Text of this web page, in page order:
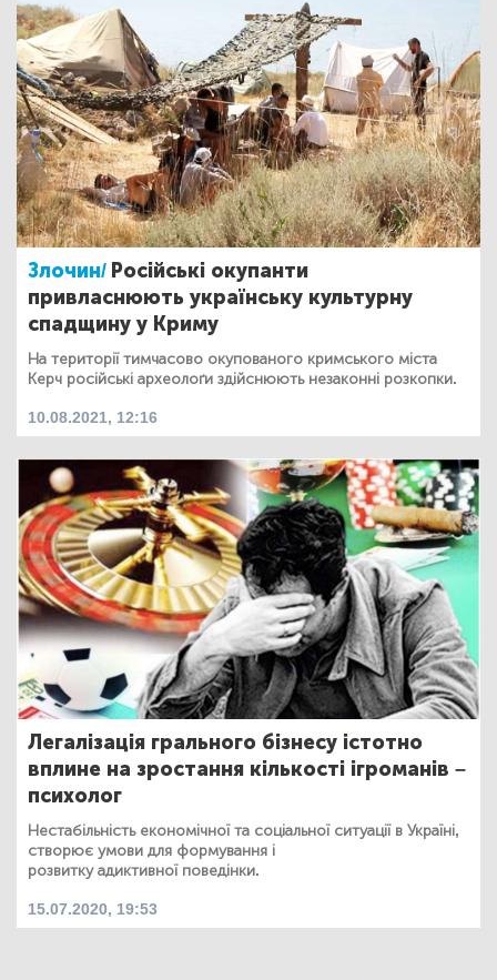
Злочин/ Російські окупанти
привласнюють українську культурну
спадщину у Криму
На території тимчасово окупованого кримського міста
Керч російські археолоґи здійснюють незаконні розкопки.
10.08.2021, 12:16
Легалізація грального бізнесу істотно
вплине на зростання кількості ігроманів –
психолог
Нестабільність економічної та соціальної ситуації в Україні,
створює умови для формування і
розвитку адиктивної поведінки.
15.07.2020, 19:53